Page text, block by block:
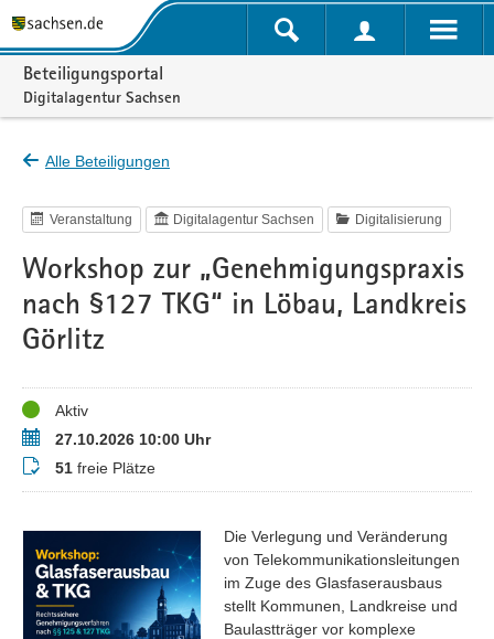
Portalnavigation
Beteiligungsportal
Digitalagentur Sachsen
Alle Beteiligungen
Veranstaltung Digitalagentur Sachsen Digitalisierung
Workshop zur „Genehmigungspraxis
nach §127 TKG“ in Löbau, Landkreis
Görlitz
StatusAktiv
Termin27.10.2026 10:00 Uhr
Buchungsstatus
51 freie Plätze
Die Verlegung und Veränderung
von Telekommunikationsleitungen
im Zuge des Glasfaserausbaus
stellt Kommunen, Landkreise und
Baulastträger vor komplexe